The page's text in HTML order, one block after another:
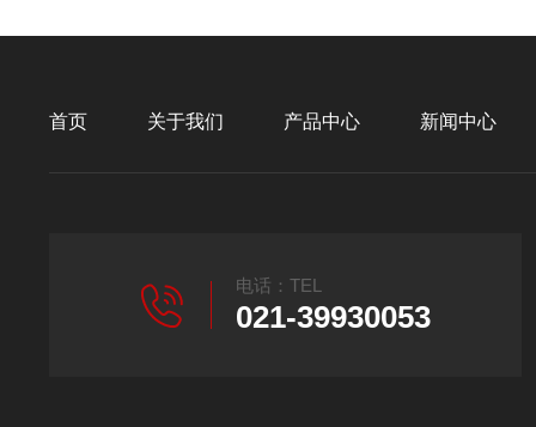
首页 关于我们 产品中心 新闻中心
电话：TEL
021-39930053